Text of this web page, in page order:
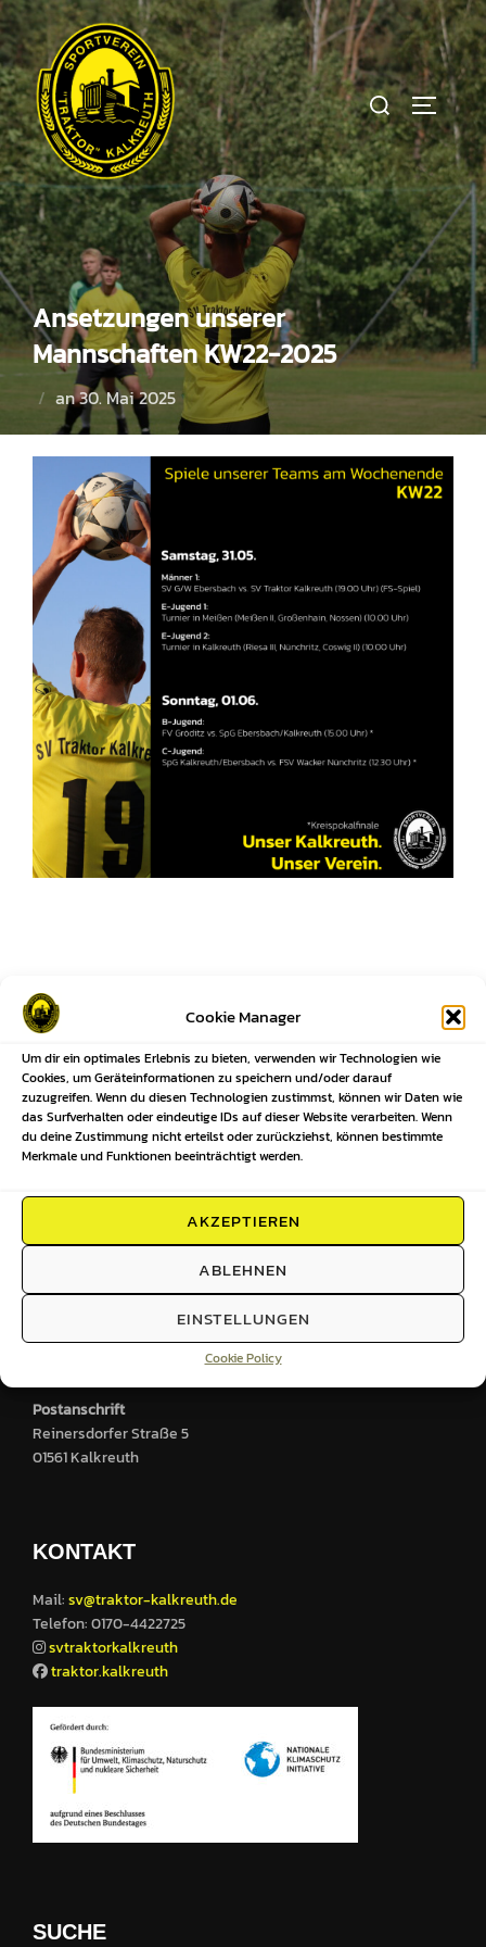
Cookie Manager
Um dir ein optimales Erlebnis zu bieten, verwenden wir Technologien wie
Cookies, um Geräteinformationen zu speichern und/oder darauf
zuzugreifen. Wenn du diesen Technologien zustimmst, können wir Daten wie
das Surfverhalten oder eindeutige IDs auf dieser Website verarbeiten. Wenn
du deine Zustimmung nicht erteilst oder zurückziehst, können bestimmte
Merkmale und Funktionen beeinträchtigt werden.
AKZEPTIEREN
ABLEHNEN
EINSTELLUNGEN
Cookie Policy
Zum
Inhalt
springen
Suchen
nach:
Ansetzungen unserer
Mannschaften KW22-2025
anVeröffentlicht
am
30. Mai 2025
Beitragsnavigation
Previous
Previous
Ergebnisse unserer Mannschaften
KW21-2025
HIER FINDEST DU UNS
Großenhainer Straße 2
Postanschrift
Reinersdorfer Straße 5
01561 Kalkreuth
KONTAKT
Mail:sv@traktor-kalkreuth.de
Telefon: 0170-4422725
svtraktorkalkreuth
traktor.kalkreuth
SUCHE